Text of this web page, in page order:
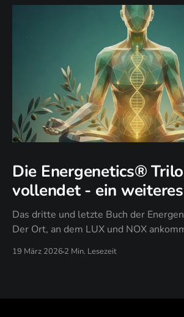
Die Energenetics®
vollendet - ein
Das dritte und letzte Buch der
Der Ort, an dem LUX und NOX
19 März 2026 2 Min. Lesezeit